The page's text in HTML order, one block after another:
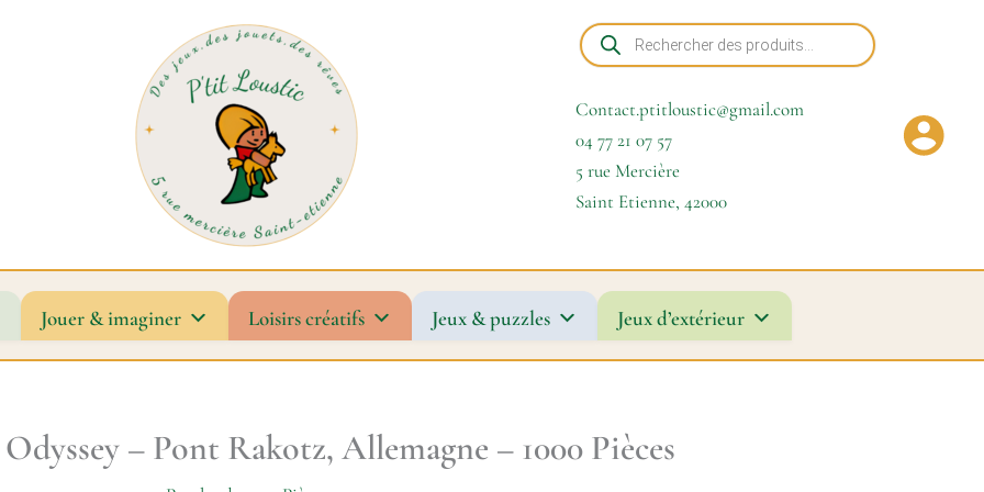
Recherche
de
produits
Contact.ptitloustic@gmail.com
04 77 21 07 57
5 rue Mercière
Saint Etienne, 42000
Jouer & imaginer Loisirs créatifs Jeux & puzzles Jeux d’extérieur
– Pont Rakotz, Allemagne – 1000 Pièces